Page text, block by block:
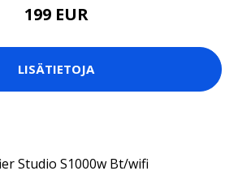
199 EUR
LISÄTIETOJA